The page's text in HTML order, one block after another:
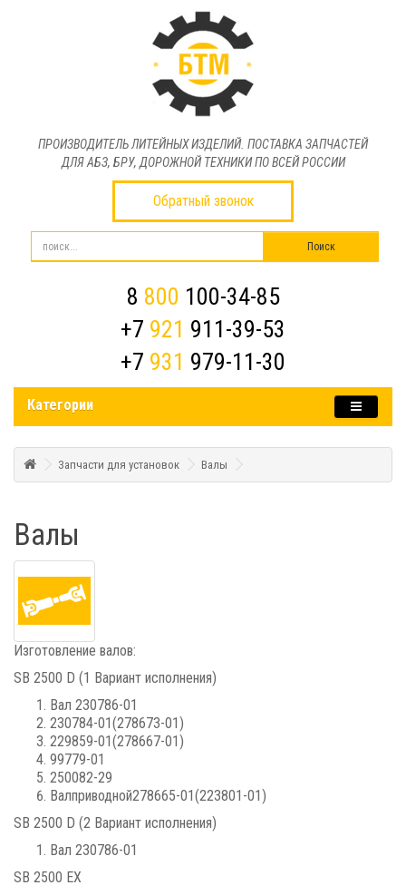
ПРОИЗВОДИТЕЛЬ ЛИТЕЙНЫХ ИЗДЕЛИЙ. ПОСТАВКА ЗАПЧАСТЕЙ
ДЛЯ АБЗ, БРУ, ДОРОЖНОЙ ТЕХНИКИ ПО ВСЕЙ РОССИИ
Обратный звонок
8 800 100-34-85
+7 921 911-39-53
+7 931 979-11-30
Категории
Запчасти для установок Валы
Валы
Изготовление валов:
SB 2500 D (1 Вариант исполнения)
Вал 230786-01
230784-01(278673-01)
229859-01(278667-01)
99779-01
250082-29
Валприводной278665-01(223801-01)
SB 2500 D (2 Вариант исполнения)
Вал 230786-01
SB 2500 ЕХ